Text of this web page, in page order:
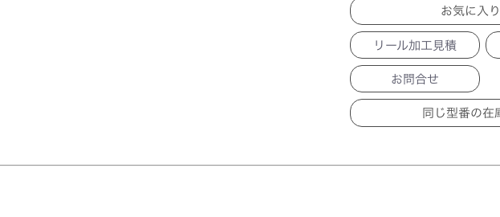
リール加工見積
お問合せ